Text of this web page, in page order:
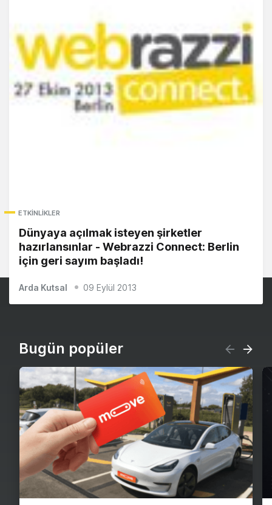
ETKINLIKLER
Dünyaya açılmak isteyen şirketler
hazırlansınlar - Webrazzi Connect: Berlin
için geri sayım başladı!
Arda Kutsal 09 Eylül 2013
Bugün popüler